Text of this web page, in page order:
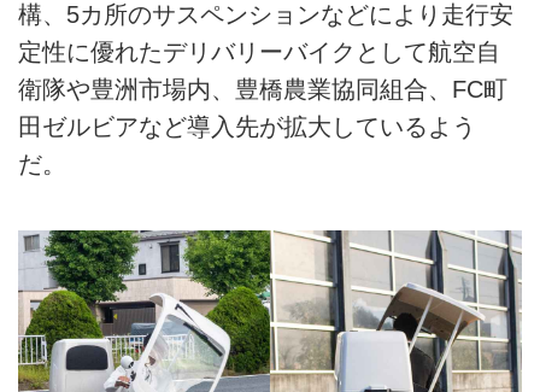
構、5カ所のサスペンションなどにより走行安
定性に優れたデリバリーバイクとして航空自
衛隊や豊洲市場内、豊橋農業協同組合、FC町
田ゼルビアなど導入先が拡大しているよう
だ。